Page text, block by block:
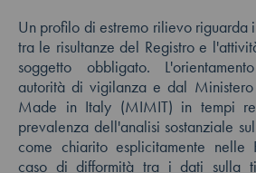
Un profilo di estremo rilievo riguarda
tra le risultanze del Registro e
soggetto obbligato.
autorità di vigilanza e dal
Made in Italy (MIMIT) in tempi
prevalenza dell'analisi sostanziale
come chiarito esplicitamente nelle
caso di difformità tra i dati sulla